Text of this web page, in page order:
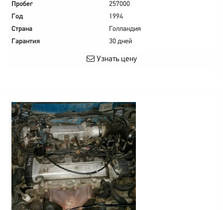
Пробег
257000
Год
1994
Страна
Голландия
Гарантия
30 дней
Узнать цену